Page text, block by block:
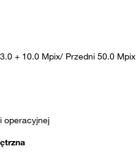
+ 10.0 Mpix/ Przedni 50.0 Mpix
operacyjnej